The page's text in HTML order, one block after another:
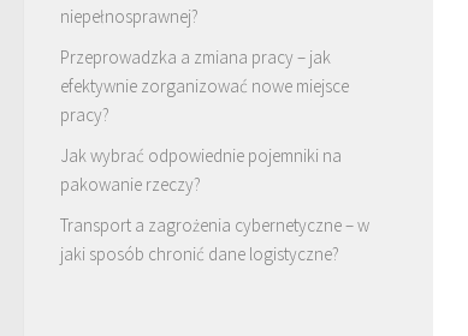
niepełnosprawnej?
Przeprowadzka a zmiana pracy – jak
efektywnie zorganizować nowe miejsce
pracy?
Jak wybrać odpowiednie pojemniki na
pakowanie rzeczy?
Transport a zagrożenia cybernetyczne – w
jaki sposób chronić dane logistyczne?